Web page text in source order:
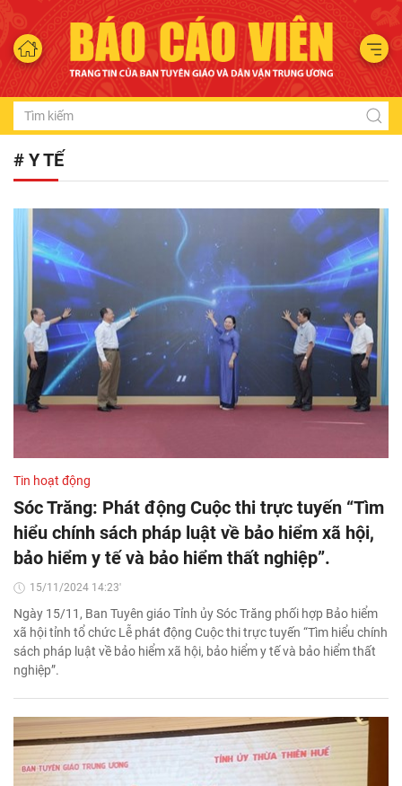
# Y TẾ
Tin hoạt động
Sóc Trăng: Phát động Cuộc thi trực tuyến “Tìm
hiểu chính sách pháp luật về bảo hiểm xã hội,
bảo hiểm y tế và bảo hiểm thất nghiệp”.
15/11/2024 14:23'
Ngày 15/11, Ban Tuyên giáo Tỉnh ủy Sóc Trăng phối hợp Bảo hiểm
xã hội tỉnh tổ chức Lễ phát động Cuộc thi trực tuyến “Tìm hiểu chính
sách pháp luật về bảo hiểm xã hội, bảo hiểm y tế và bảo hiểm thất
nghiệp”.